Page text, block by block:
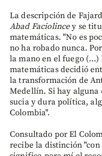
La descripción de
Abad Faciolincey se
matemáticas. "No es
no ha robado nunca. Por
la mano en el fuego
matemáticas decidió
la transformación de
Medellín. Si hay alguna
sucia y dura política,
Colombia".
Consultado por El
recibe la distinción